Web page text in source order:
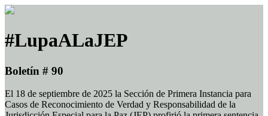
#LupaALaJEP
Boletín # 90
El 18 de septiembre de 2025 la Sección de Primera Instancia para
Casos de Reconocimiento de Verdad y Responsabilidad de la